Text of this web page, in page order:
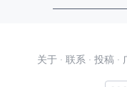
关于 · 联系 · 投稿 ·